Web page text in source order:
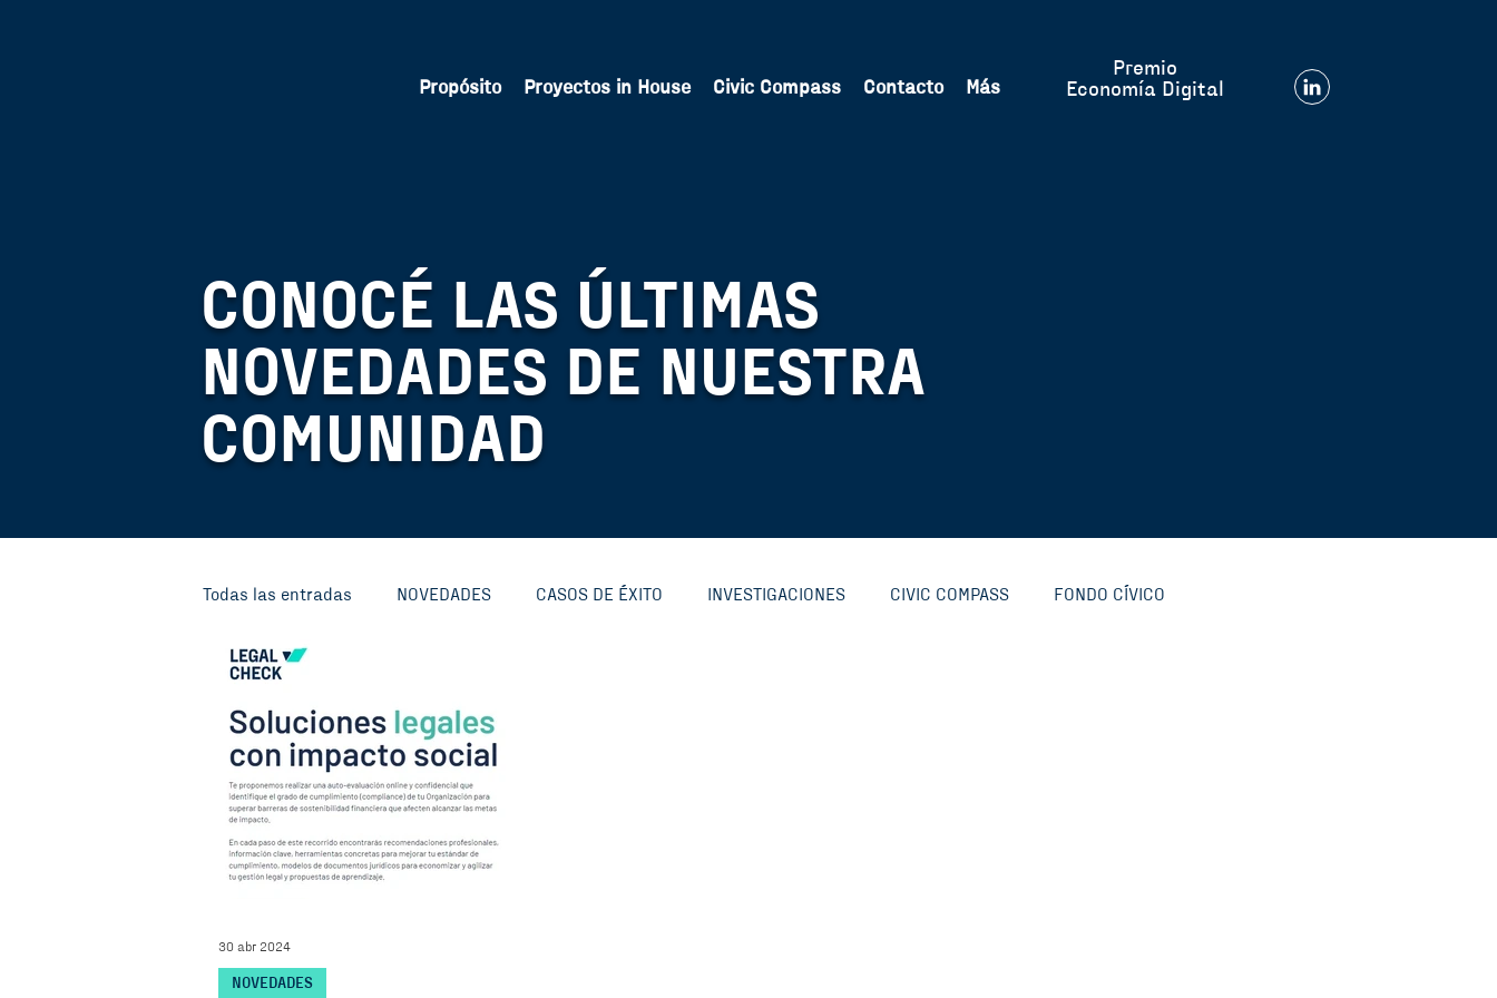
Premio
Economía Digital
Propósito Proyectos in House Civic Compass Contacto Más
CONOCÉ LAS ÚLTIMAS
NOVEDADES DE NUESTRA
COMUNIDAD
Todas las entradas NOVEDADES CASOS DE ÉXITO INVESTIGACIONES CIVIC COMPASS FONDO CÍVICO
FONDO CIRCULAR
INVESTIGACIONES Y CONOCIMIENTO
CIVIC HOUSE
NOVEDADES
30 abr 2024